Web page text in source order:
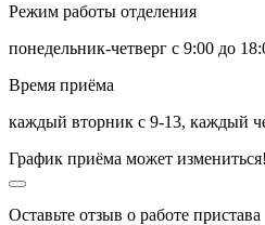
Режим работы отделения
понедельник-четверг с 9:00 до
Время приёма
каждый вторник с 9-13, каждый
График приёма может
Оставьте отзыв о работе пристава